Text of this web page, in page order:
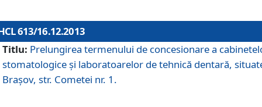
613/16.12.2013
Titlu: Prelungirea termenului de concesionare a
stomatologice şi laboratoarelor de tehnică dentară,
Braşov, str. Cometei nr. 1.